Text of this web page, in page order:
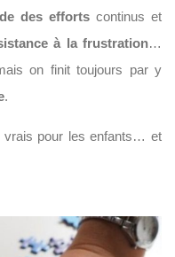
des effortscontinus et
à la frustration…
on finit toujours par y
.
vrais pour les enfants… et